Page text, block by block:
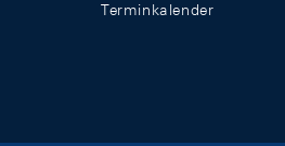
Terminkalender